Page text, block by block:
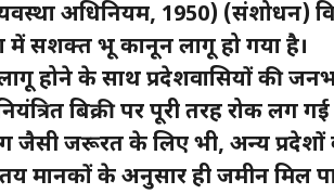
अधिनियम, 1950) (संशोधन)
में सशक्त भू कानून लागू हो गया है।
होने के साथ प्रदेशवासियों की
बिक्री पर पूरी तरह रोक लग
जैसी जरूरत के लिए भी, अन्य प्रदेशों के
तय मानकों के अनुसार ही जमीन मिल